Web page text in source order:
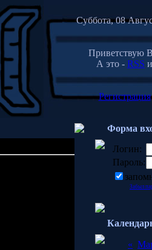
Суббота, 08
Приветствую
А это - RSS и
Регистрация
Форма
Логин:
Пароль:
Забыл
«